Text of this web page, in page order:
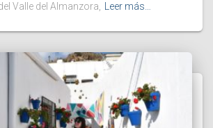
Valle del Almanzora, Leer más…